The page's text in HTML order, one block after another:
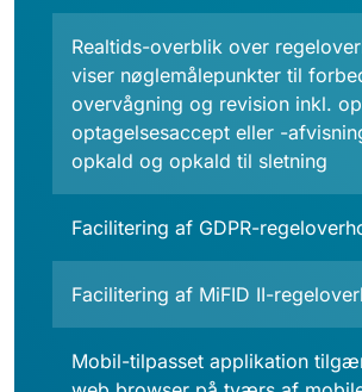
Realtids-overblik over
viser nøglemålepunkter til
overvågning og revision inkl.
optagelsesaccept eller -
opkald og opkald til sletning
Facilitering af GDPR-
Facilitering af MiFID II-
Mobil-tilpasset applikation